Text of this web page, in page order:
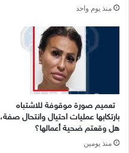
منذ يوم واحد
تعميم صورة موقوفة للاشتباه
بارتكابها عمليات احتيال وانتحال صفة،
هل وقعتم ضحية أعمالها؟
منذ يومين